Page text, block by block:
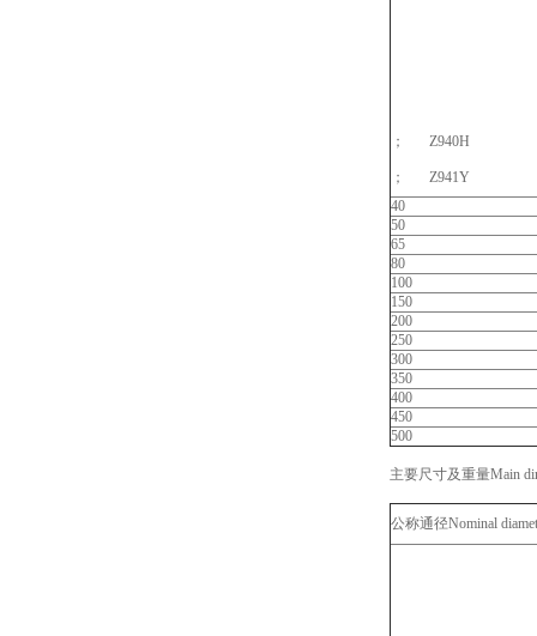
； Z940H
；
Z941Y
40
50
65
80
100
150
200
250
300
350
400
450
500
主要尺寸及重量Main
公称通径Nominal